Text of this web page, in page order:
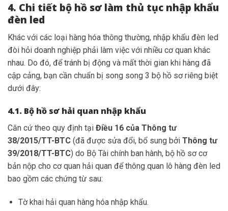
4. Chi tiết bộ hồ sơ làm thủ tục nhập khẩu
đèn led
Khác với các loại hàng hóa thông thường, nhập khẩu đèn led
đòi hỏi doanh nghiệp phải làm việc với nhiều cơ quan khác
nhau. Do đó, để tránh bị động và mất thời gian khi hàng đã
cập cảng, bạn cần chuẩn bị song song 3 bộ hồ sơ riêng biệt
dưới đây:
4.1. Bộ hồ sơ hải quan nhập khẩu
Căn cứ theo quy định tại Điều 16 của Thông tư
38/2015/TT-BTC (đã được sửa đổi, bổ sung bởi Thông tư
39/2018/TT-BTC) do Bộ Tài chính ban hành, bộ hồ sơ cơ
bản nộp cho cơ quan hải quan để thông quan lô hàng đèn led
bao gồm các chứng từ sau:
Tờ khai hải quan hàng hóa nhập khẩu.